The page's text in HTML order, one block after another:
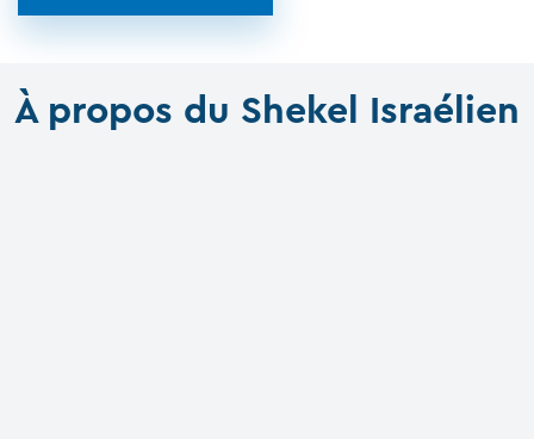
À propos du Shekel Israélien